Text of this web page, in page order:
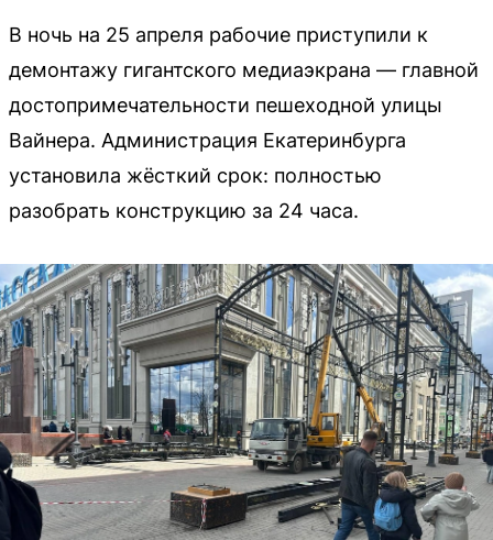
В ночь на 25 апреля рабочие приступили к
демонтажу гигантского медиаэкрана — главной
достопримечательности пешеходной улицы
Вайнера. Администрация Екатеринбурга
установила жёсткий срок: полностью
разобрать конструкцию за 24 часа.